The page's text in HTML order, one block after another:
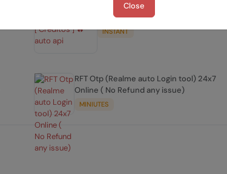
Tuna PRO Tool [ Creditos ] 🔥auto api
INSTANT
RFT Otp (Realme auto Login tool) 24x7
Online ( No Refund any issue)
MINIUTES
Close